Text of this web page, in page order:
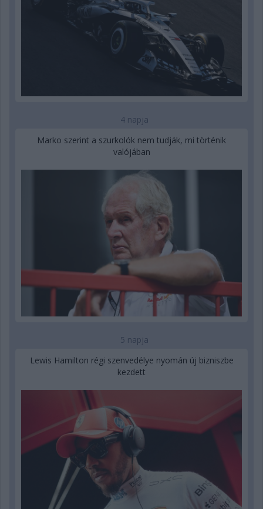
4 napja
Marko szerint a szurkolók nem tudják, mi történik
valójában
5 napja
Lewis Hamilton régi szenvedélye nyomán új bizniszbe
kezdett